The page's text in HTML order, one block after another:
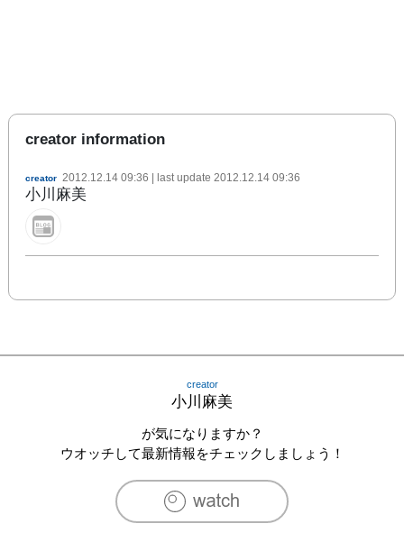
creator information
creator 2012.12.14 09:36 | last update 2012.12.14 09:36
小川麻美
creator
小川麻美
が気になりますか？
ウオッチして最新情報をチェックしましょう！